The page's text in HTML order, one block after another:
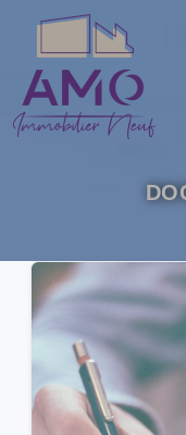
Panneau de gestion des